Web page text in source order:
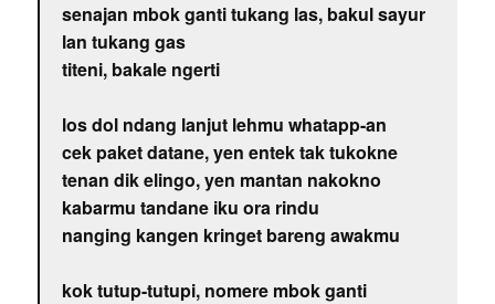
senajan mbok ganti tukang las, bakul sayur
lan tukang gas
titeni, bakale ngerti
los dol ndang lanjut lehmu whatapp-an
cek paket datane, yen entek tak tukokne
tenan dik elingo, yen mantan nakokno
kabarmu tandane iku ora rindu
nanging kangen kringet bareng awakmu
kok tutup-tutupi, nomere mbok ganti